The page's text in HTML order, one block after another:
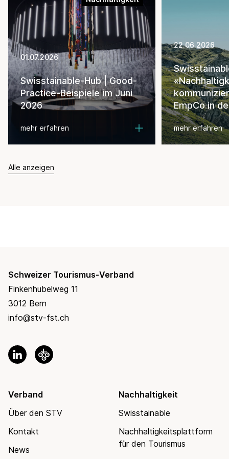
01.07.2026
Swisstainable-Hub | Good-
Practice-Beispiele im Juni
2026
mehr erfahren
22.06.2026
EmpCo in
mehr erfahren
Alle anzeigen
Schweizer Tourismus-Verband
Finkenhubelweg 11
3012 Bern
info@stv-fst.ch
Verband
Über den STV
Kontakt
News
Nachhaltigkeit
Swisstainable
Nachhaltigkeitsplattform
für den Tourismus